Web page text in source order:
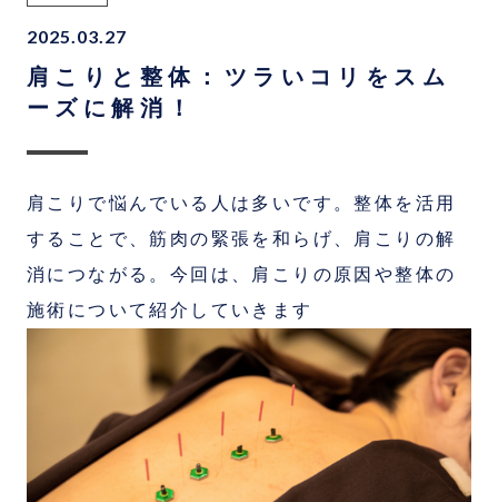
2025.03.27
肩こりと整体：ツラいコリをスム
ーズに解消！
肩こりで悩んでいる人は多いです。整体を活用
することで、筋肉の緊張を和らげ、肩こりの解
消につながる。今回は、肩こりの原因や整体の
施術について紹介していきます